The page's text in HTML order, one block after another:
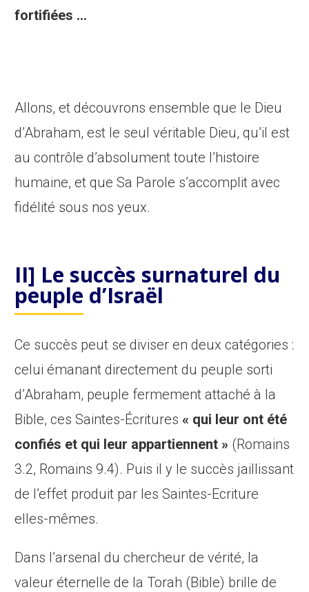
fortifiées …
Allons, et découvrons ensemble que le Dieu
d’Abraham, est le seul véritable Dieu, qu’il est
au contrôle d’absolument toute l’histoire
humaine, et que Sa Parole s’accomplit avec
fidélité sous nos yeux.
II] Le succès surnaturel du
peuple d’Israël
Ce succès peut se diviser en deux catégories :
celui émanant directement du peuple sorti
d’Abraham, peuple fermement attaché à la
Bible, ces Saintes-Écritures« qui leur ont été
confiés et qui leur appartiennent » (Romains
3.2, Romains 9.4). Puis il y le succès jaillissant
de l’effet produit par les Saintes-Ecriture
elles-mêmes.
Dans l’arsenal du chercheur de vérité, la
valeur éternelle de la Torah (Bible) brille de